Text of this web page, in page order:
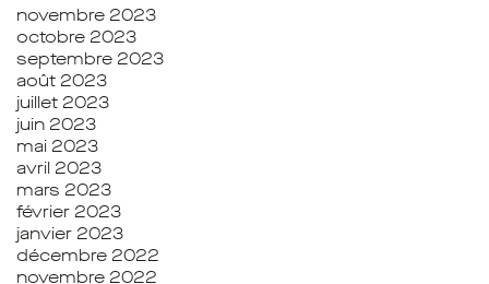
novembre 2023
octobre 2023
septembre 2023
août 2023
juillet 2023
juin 2023
mai 2023
avril 2023
mars 2023
février 2023
janvier 2023
décembre 2022
novembre 2022